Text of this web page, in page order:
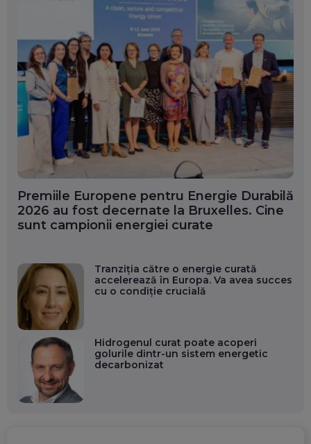
Premiile Europene pentru Energie Durabilă
2026 au fost decernate la Bruxelles. Cine
sunt campionii energiei curate
Tranziția către o energie curată
accelerează în Europa. Va avea succes
cu o condiție crucială
Hidrogenul curat poate acoperi
golurile dintr-un sistem energetic
decarbonizat